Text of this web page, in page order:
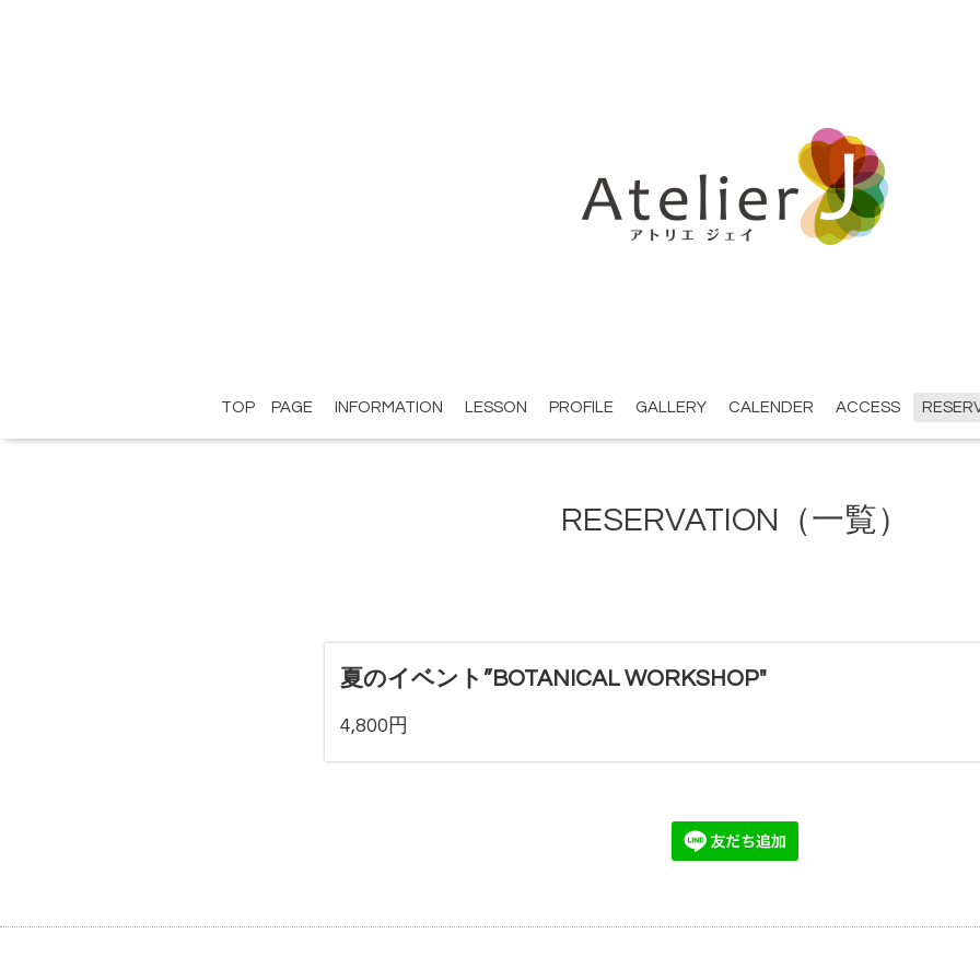
TOP PAGE INFORMATION LESSON PROFILE GALLERY CALENDER ACCESS
RESERVATION（一覧）
夏のイベント”BOTANICAL WORKSHOP"
4,800円